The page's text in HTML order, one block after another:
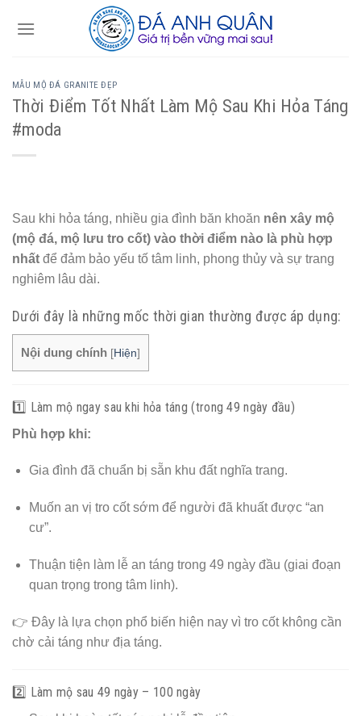
MẪU MỘ ĐÁ GRANITE ĐẸP
Thời Điểm Tốt Nhất Làm Mộ Sau Khi Hỏa Táng
#moda
Sau khi hỏa táng, nhiều gia đình băn khoăn nên xây mộ
(mộ đá, mộ lưu tro cốt) vào thời điểm nào là phù hợp
nhất để đảm bảo yếu tố tâm linh, phong thủy và sự trang
nghiêm lâu dài.
Dưới đây là những mốc thời gian thường được áp dụng:
Nội dung chính [Hiện]
1️⃣ Làm mộ ngay sau khi hỏa táng (trong 49 ngày đầu)
Phù hợp khi:
Gia đình đã chuẩn bị sẵn khu đất nghĩa trang.
Muốn an vị tro cốt sớm để người đã khuất được “an
cư”.
Thuận tiện làm lễ an táng trong 49 ngày đầu (giai đoạn
quan trọng trong tâm linh).
👉 Đây là lựa chọn phổ biến hiện nay vì tro cốt không cần
chờ cải táng như địa táng.
2️⃣ Làm mộ sau 49 ngày – 100 ngày